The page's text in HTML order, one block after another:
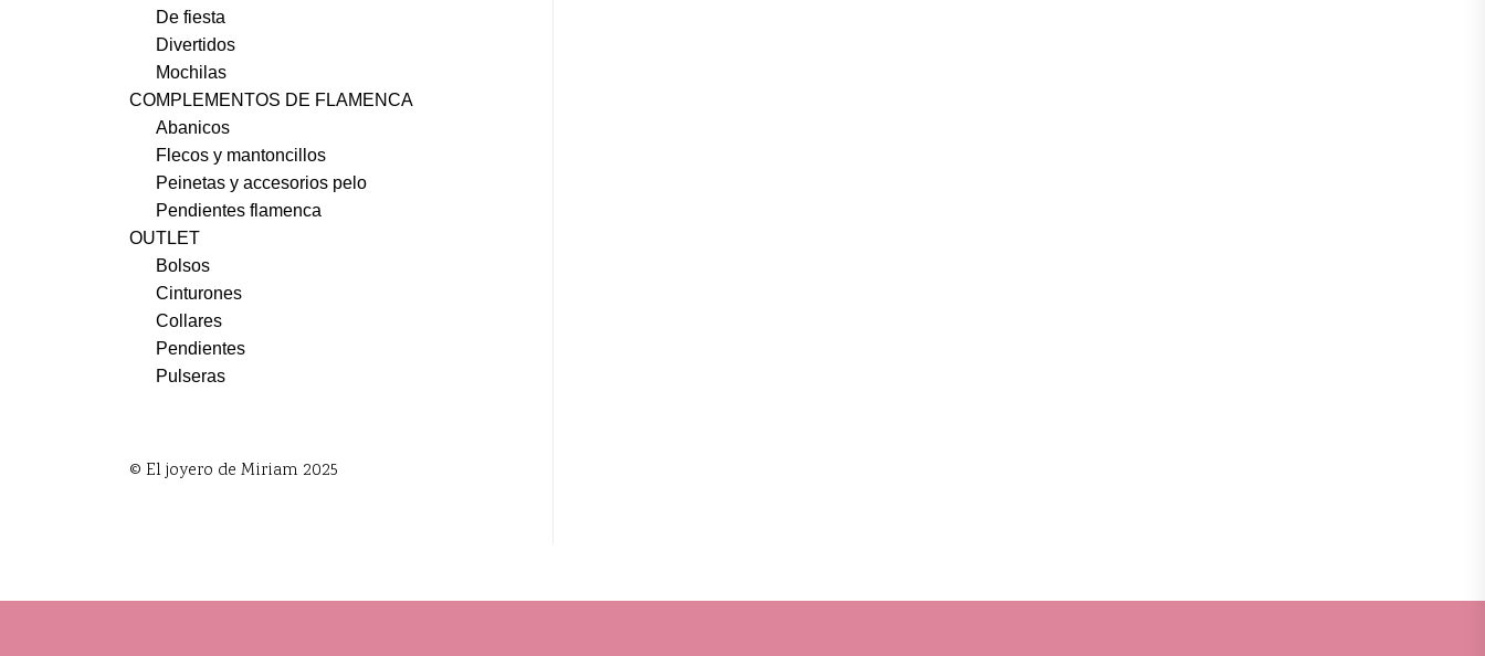
De fiesta
Divertidos
Mochilas
COMPLEMENTOS DE FLAMENCA
Abanicos
Flecos y mantoncillos
Peinetas y accesorios pelo
Pendientes flamenca
OUTLET
Bolsos
Cinturones
Collares
Pendientes
Pulseras
© El joyero de Miriam 2025